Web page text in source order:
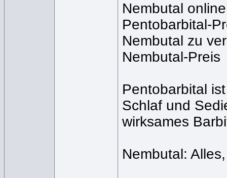
Nembutal
Pentobarbital-
Nembutal zu
Nembutal-Preis
Pentobarbital
Schlaf und
wirksames
Nembutal: